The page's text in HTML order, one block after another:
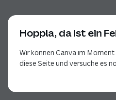
Hoppla, da ist ein
Wir können Canva im
diese Seite und versuche es